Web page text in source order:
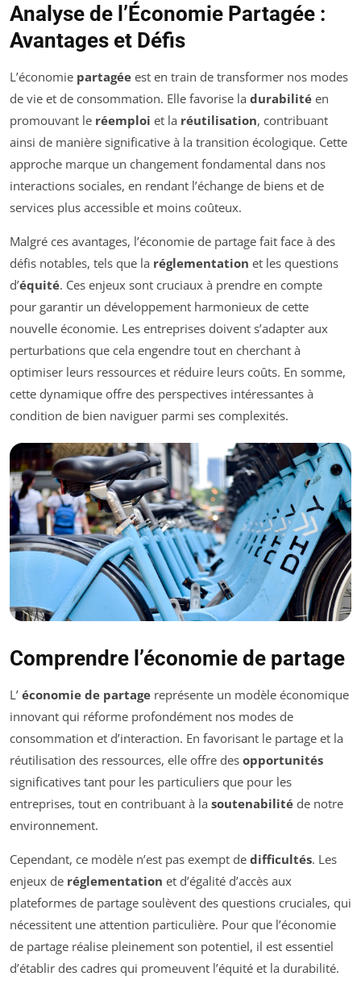
Analyse de l’Économie Partagée :
Avantages et Défis
L’économie partagée est en train de transformer nos modes
de vie et de consommation. Elle favorise la durabilité en
promouvant le réemploi et la réutilisation, contribuant
ainsi de manière significative à la transition écologique. Cette
approche marque un changement fondamental dans nos
interactions sociales, en rendant l’échange de biens et de
services plus accessible et moins coûteux.
Malgré ces avantages, l’économie de partage fait face à des
défis notables, tels que la réglementation et les questions
d’équité. Ces enjeux sont cruciaux à prendre en compte
pour garantir un développement harmonieux de cette
nouvelle économie. Les entreprises doivent s’adapter aux
perturbations que cela engendre tout en cherchant à
optimiser leurs ressources et réduire leurs coûts. En somme,
cette dynamique offre des perspectives intéressantes à
condition de bien naviguer parmi ses complexités.
Comprendre l’économie de partage
L’ économie de partage représente un modèle économique
innovant qui réforme profondément nos modes de
consommation et d’interaction. En favorisant le partage et la
réutilisation des ressources, elle offre des opportunités
significatives tant pour les particuliers que pour les
entreprises, tout en contribuant à la soutenabilité de notre
environnement.
Cependant, ce modèle n’est pas exempt de difficultés. Les
enjeux de réglementation et d’égalité d’accès aux
plateformes de partage soulèvent des questions cruciales, qui
nécessitent une attention particulière. Pour que l’économie
de partage réalise pleinement son potentiel, il est essentiel
d’établir des cadres qui promeuvent l’équité et la durabilité.